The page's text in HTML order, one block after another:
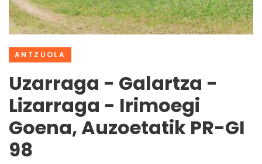
ANTZUOLA
Uzarraga - Galartza -
Lizarraga - Irimoegi
Goena, Auzoetatik PR-GI
98